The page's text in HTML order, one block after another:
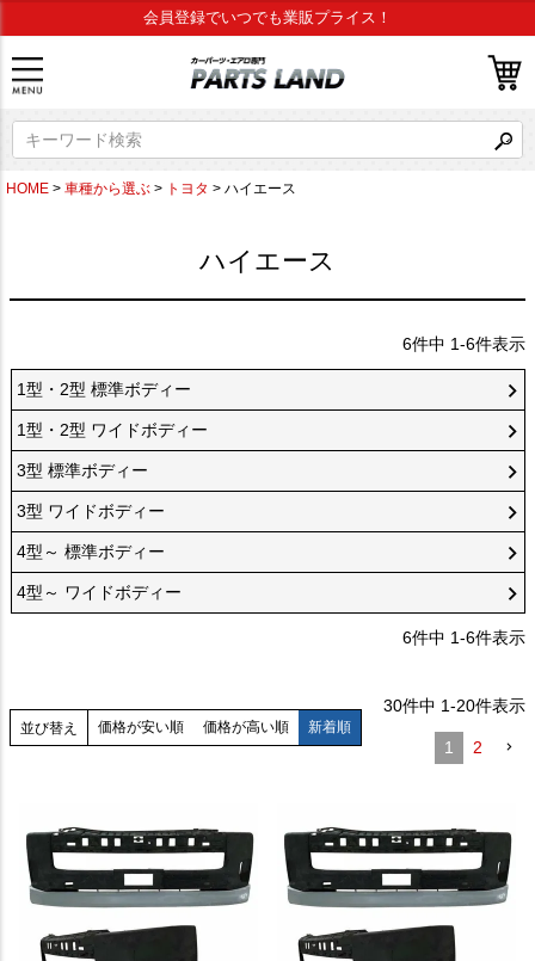
会員登録でいつでも業販プライス！
HOME 車種から選ぶ トヨタ ハイエース
ハイエース
6件中 1-6件表示
1型・2型 標準ボディー
1型・2型 ワイドボディー
3型 標準ボディー
3型 ワイドボディー
4型～ 標準ボディー
4型～ ワイドボディー
6件中 1-6件表示
並び替え 価格が安い順 価格が高い順 新着順
30件中 1-20件表示
1 2